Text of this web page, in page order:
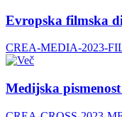
Evropska filmska
CREA-MEDIA-2023-
Medijska